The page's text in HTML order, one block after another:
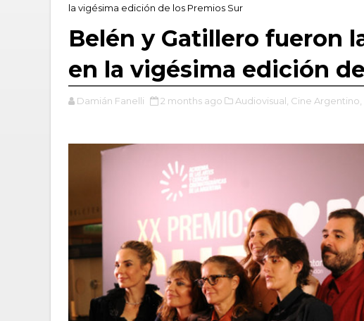
la vigésima edición de los Premios Sur
Belén y Gatillero fueron
en la vigésima edición
Damián Fanelli 2 months ago Audiovisual, Cine Argentino,